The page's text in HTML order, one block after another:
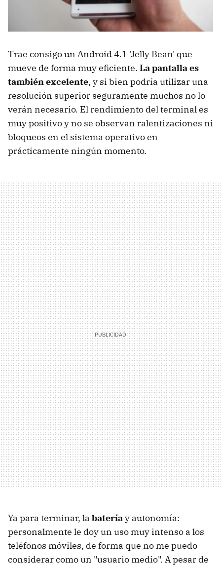
Trae consigo un Android 4.1 'Jelly Bean' que
mueve de forma muy eficiente. La pantalla es
también excelente, y si bien podría utilizar una
resolución superior seguramente muchos no lo
verán necesario. El rendimiento del terminal es
muy positivo y no se observan ralentizaciones ni
bloqueos en el sistema operativo en
prácticamente ningún momento.
Ya para terminar, la bateríay autonomía:
personalmente le doy un uso muy intenso a los
teléfonos móviles, de forma que no me puedo
considerar como un "usuario medio". A pesar de